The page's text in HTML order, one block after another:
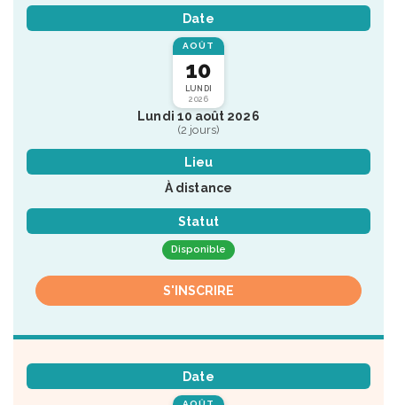
Date
AOÛT
10
LUNDI
2026
Lundi 10 août 2026
(2 jours)
Lieu
À distance
Statut
Disponible
S'INSCRIRE
Date